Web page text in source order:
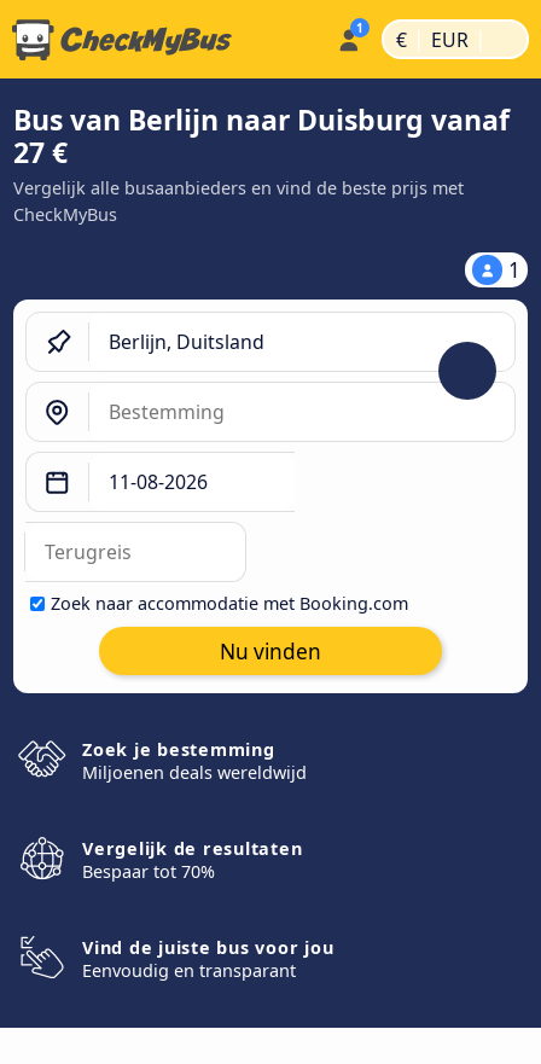
€ | EUR |
Bus van Berlijn naar Duisburg vanaf
27 €
Vergelijk alle busaanbieders en vind de beste prijs met
CheckMyBus
1
Zoek naar accommodatie met Booking.com
Nu vinden
Zoek je bestemming
Miljoenen deals wereldwijd
Vergelijk de resultaten
Bespaar tot 70%
Vind de juiste bus voor jou
Eenvoudig en transparant